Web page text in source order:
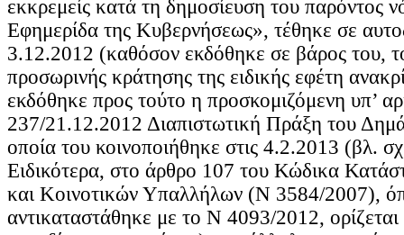
εκκρεμείς κατά τη δημοσίευση του παρόντος
Εφημερίδα της Κυβερνήσεως», τέθηκε σε
3.12.2012 (καθόσον εκδόθηκε σε βάρος του,
προσωρινής κράτησης της ειδικής εφέτη
εκδόθηκε προς τούτο η προσκομιζόμενη υπ’
237/21.12.2012 Διαπιστωτική Πράξη του
οποία του κοινοποιήθηκε στις 4.2.2013 (βλ.
Ειδικότερα, στο άρθρο 107 του Κώδικα
και Κοινοτικών Υπαλλήλων (Ν 3584/2007),
αντικαταστάθηκε με το Ν 4093/2012, ορίζεται